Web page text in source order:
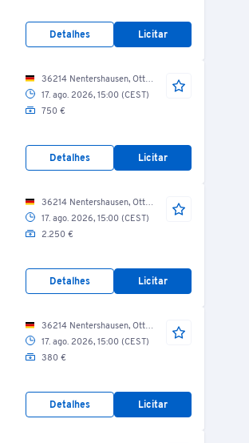
Detalhes Licitar
36214 Nentershausen, Otto-Schäfer-Str./ Gießerei/ Linie 3
17. ago. 2026, 15:00 (CEST)
750 €
Detalhes Licitar
36214 Nentershausen, Otto-Schäfer-Str./ Gießerei/ Linie 3
17. ago. 2026, 15:00 (CEST)
2.250 €
Detalhes Licitar
36214 Nentershausen, Otto-Schäfer-Str./ Gießerei/ Linie 3
17. ago. 2026, 15:00 (CEST)
380 €
Detalhes Licitar